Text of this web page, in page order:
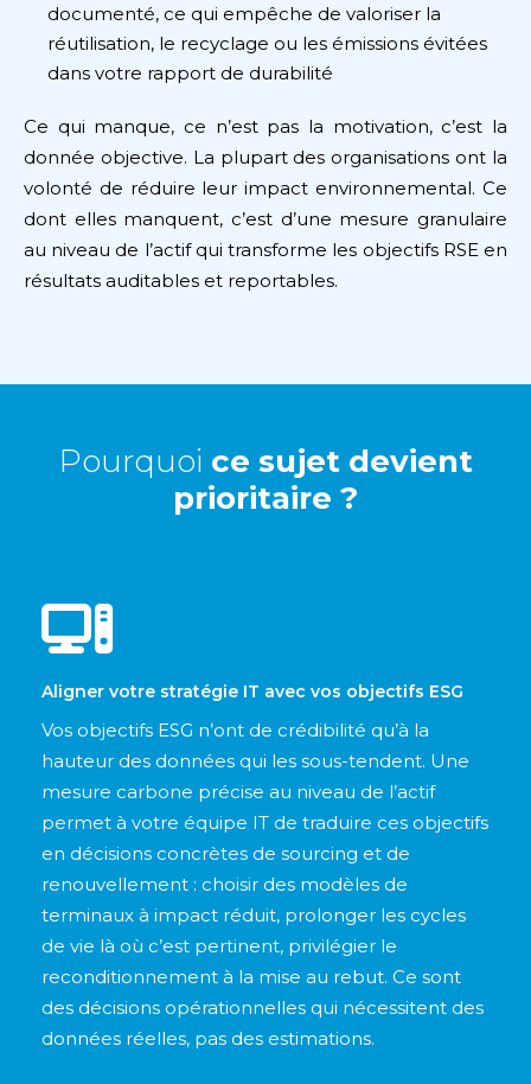
documenté, ce qui empêche de valoriser la
réutilisation, le recyclage ou les émissions évitées
dans votre rapport de durabilité
Ce qui manque, ce n’est pas la motivation, c’est la
donnée objective. La plupart des organisations ont la
volonté de réduire leur impact environnemental. Ce
dont elles manquent, c’est d’une mesure granulaire
au niveau de l’actif qui transforme les objectifs RSE en
résultats auditables et reportables.
Pourquoi ce sujet devient
prioritaire ?
Aligner votre stratégie IT avec vos objectifs ESG
Vos objectifs ESG n’ont de crédibilité qu’à la
hauteur des données qui les sous-tendent. Une
mesure carbone précise au niveau de l’actif
permet à votre équipe IT de traduire ces objectifs
en décisions concrètes de sourcing et de
renouvellement : choisir des modèles de
terminaux à impact réduit, prolonger les cycles
de vie là où c’est pertinent, privilégier le
reconditionnement à la mise au rebut. Ce sont
des décisions opérationnelles qui nécessitent des
données réelles, pas des estimations.